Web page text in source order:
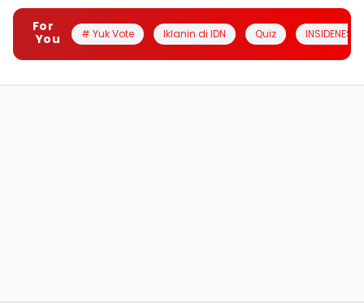
For
You
# Yuk Vote Iklanin di IDN Quiz INSIDENESIA